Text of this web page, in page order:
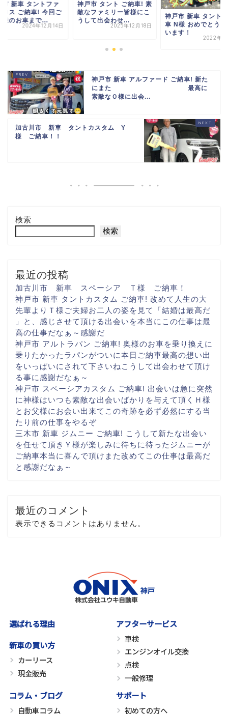
市 新車 タントファ
ロス ご納車! 今回ご
様のお車まで...
2024年12月14日
神戸市 タント ご納車! 素
敵なファミリー皆様にこ
うして出会わせ...
2025年12月18日
神戸市 新車 タント
車 N様 おめでとう
います！
2022年4
神戸市 新車 アルファード ご納車! 新た
にまた
最高に
素敵なＯ様に出会...
加古川市 新車 タントカスタム Y
様 ご納車！！
検索
検索
最近の投稿
加古川市 新車 スペーシア Ｔ様 ご納車！
神戸市 新車 タントカスタム ご納車! 改めて人生の大
先輩より Ｔ様ご夫婦お二人の姿を見て
「結婚は最高だ
」と、感じさせて頂ける出会いを本当にこの仕事は最
高の仕事だなぁ～ 感謝だ
神戸市 アルトラパン ご納車! 奥様のお車を乗り換えに
乗りたかったラパンがついに本日ご納車最高の想い出
をいっぱいに されて下さいね こうして出会わせて頂け
る事に感謝だなぁ～
神戸市 スペーシアカスタム ご納車! 出会いは急に 突然
に神様はいつも素敵な出会いばかりを与えて頂く Ｈ様
とお父様にお会い出来て この奇跡を必ず必然にする当
たり前の仕事をやるぞ
三木市 新車 ジムニー ご納車! こうして新たな出会い
を任せて頂き Ｙ様が楽しみに待ちに待ったジムニーが
ご納車本当に喜んで頂け また改めてこの仕事は最高だ
と 感謝だなぁ～
最近のコメント
表示できるコメントはありません。
選ばれる理由
新車の買い方
カーリース
現金販売
アフターサービス
車検
エンジンオイル交換
点検
一般修理
コラム・ブログ
自動車コラム
サポート
初めての方へ